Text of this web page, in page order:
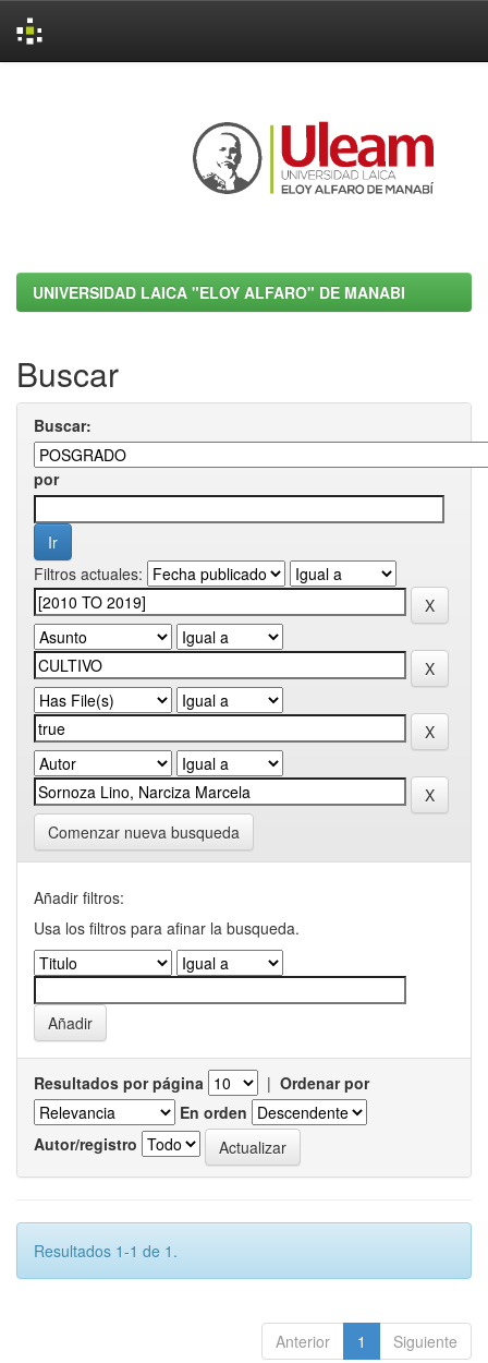
UNIVERSIDAD LAICA "ELOY ALFARO" DE MANABI
Buscar
Buscar:
por
Filtros actuales:
Comenzar nueva busqueda
Añadir filtros:
Usa los filtros para afinar la busqueda.
Resultados por página | Ordenar por
En orden
Autor/registro
Resultados 1-1 de 1.
Anterior 1 Siguiente